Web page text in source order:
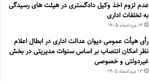
عدم لزوم اخذ وکیل دادگستری در هیئت های رسیدگی
به تخلفات اداری
۱۴ مرداد‌ماه ۱۴۰۵
رأی هیأت عمومی دیوان عدالت اداری در ابطال اعلام
نظر امکان انتصاب بر اساس سنوات مدیریتی در بخش
غیردولتی و خصوصی
۱۳ مرداد‌ماه ۱۴۰۵